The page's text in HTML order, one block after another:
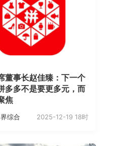
董事长赵佳臻：下一个
多多不是要更多元，而
焦
综合 2025-12-19 18时